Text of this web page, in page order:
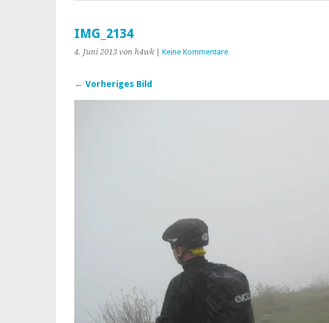
IMG_2134
4. Juni 2013 von h4wk| Keine Kommentare
← Vorheriges Bild